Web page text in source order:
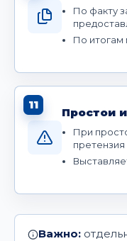
По факту
По итогам
11
Простои
При
претензия
Важно: